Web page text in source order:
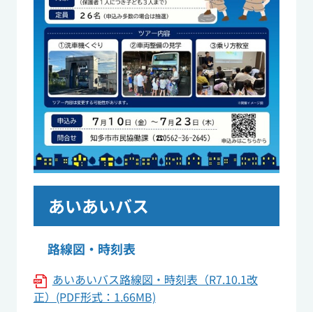
あいあいバス
路線図・時刻表
あいあいバス路線図・時刻表（R7.10.1改
正）(PDF形式：1.66MB)